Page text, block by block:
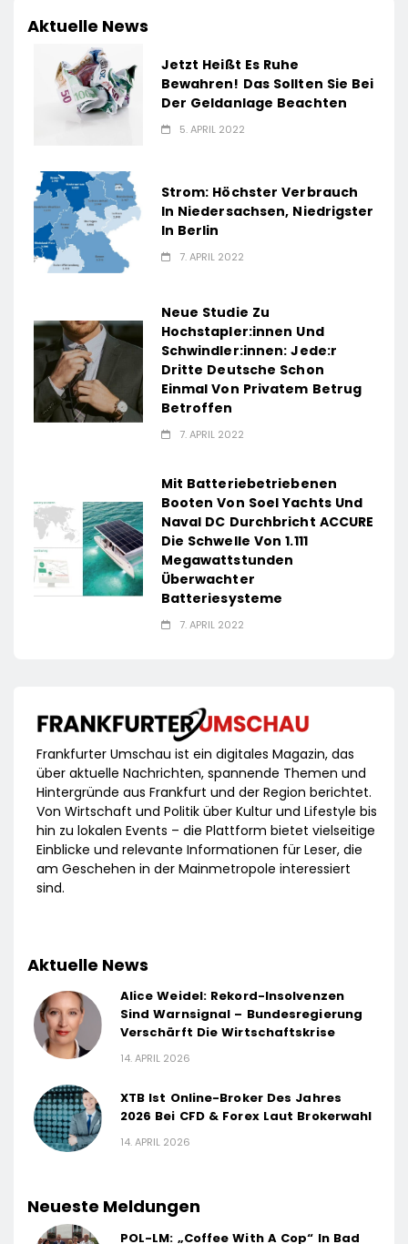
Aktuelle News
Jetzt Heißt Es Ruhe
Bewahren! Das Sollten Sie Bei
Der Geldanlage Beachten
5. APRIL 2022
Strom: Höchster Verbrauch
In Niedersachsen, Niedrigster
In Berlin
7. APRIL 2022
Neue Studie Zu
Hochstapler:innen Und
Schwindler:innen: Jede:r
Dritte Deutsche Schon
Einmal Von Privatem Betrug
Betroffen
7. APRIL 2022
Mit Batteriebetriebenen
Booten Von Soel Yachts Und
Naval DC Durchbricht ACCURE
Die Schwelle Von 1.111
Megawattstunden
Überwachter
Batteriesysteme
7. APRIL 2022
Frankfurter Umschau ist ein digitales Magazin, das
über aktuelle Nachrichten, spannende Themen und
Hintergründe aus Frankfurt und der Region berichtet.
Von Wirtschaft und Politik über Kultur und Lifestyle bis
hin zu lokalen Events – die Plattform bietet vielseitige
Einblicke und relevante Informationen für Leser, die
am Geschehen in der Mainmetropole interessiert
sind.
Aktuelle News
Alice Weidel: Rekord-Insolvenzen
Sind Warnsignal – Bundesregierung
Verschärft Die Wirtschaftskrise
14. APRIL 2026
XTB Ist Online-Broker Des Jahres
2026 Bei CFD & Forex Laut Brokerwahl
14. APRIL 2026
Neueste Meldungen
POL-LM: „Coffee With A Cop“ In Bad